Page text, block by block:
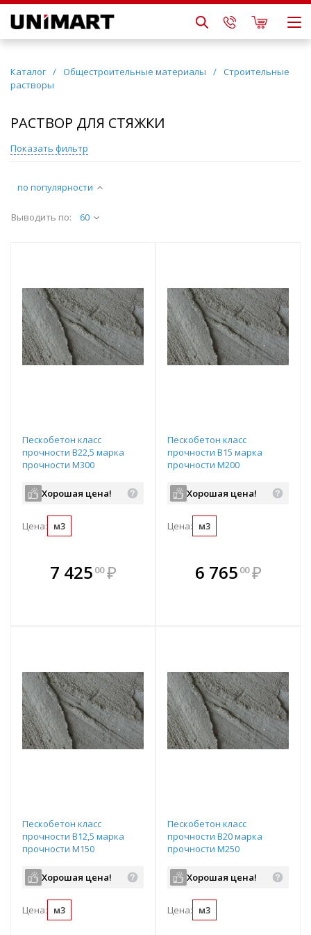
Каталог / Общестроительные материалы / Строительные
растворы
РАСТВОР ДЛЯ СТЯЖКИ
по популярности
Выводить по: 60
Пескобетон класс
прочности B22,5 марка
прочности М300
водопроницаемость W4
Хорошая цена!
Цена: м3
7 425 00 ₽
В комплекте
всегда выгоднее!
Пескобетон класс
прочности B15 марка
прочности М200
водопроницаемость W2
Хорошая цена!
Цена: м3
В комплекте
всегда выгоднее!
6 765 00 ₽
Пескобетон класс
прочности B12,5 марка
прочности М150
водопроницаемость W2
Хорошая цена!
Цена: м3
Пескобетон класс
прочности B20 марка
прочности М250
водопроницаемость W2
Хорошая цена!
Цена: м3
Показать фильтр